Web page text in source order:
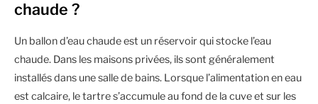
chaude ?
Un ballon d’eau chaude est un réservoir qui stocke l’eau
chaude. Dans les maisons privées, ils sont généralement
installés dans une salle de bains. Lorsque l’alimentation en eau
est calcaire, le tartre s’accumule au fond de la cuve et sur les